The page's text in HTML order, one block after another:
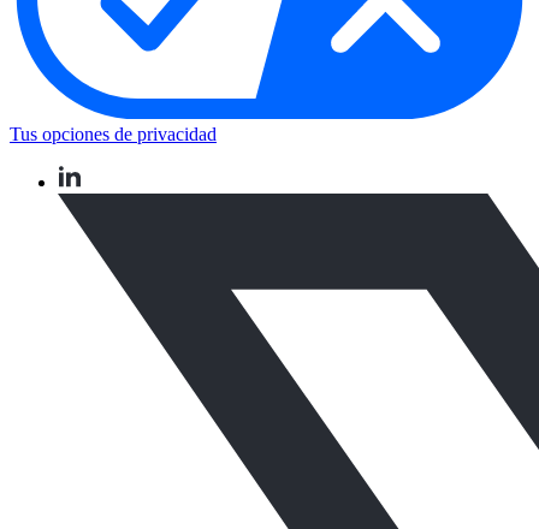
Tus opciones de privacidad